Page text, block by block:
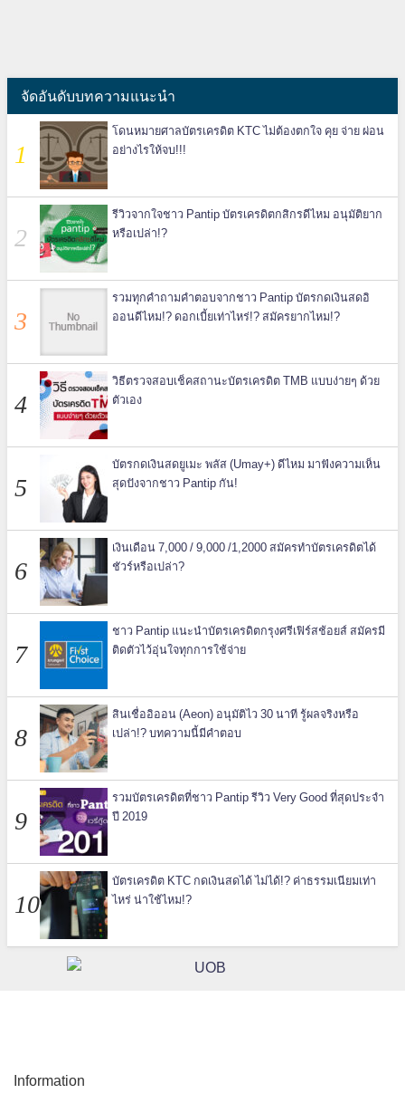
จัดอันดับบทความแนะนำ
โดนหมายศาลบัตรเครดิต KTC ไม่ต้องตกใจ คุย จ่าย ผ่อน
อย่างไรให้จบ!!!
รีวิวจากใจชาว Pantip บัตรเครดิตกสิกรดีไหม อนุมัติยาก
หรือเปล่า!?
รวมทุกคำถามคำตอบจากชาว Pantip บัตรกดเงินสดอิ
ออนดีไหม!? ดอกเบี้ยเท่าไหร่!? สมัครยากไหม!?
วิธีตรวจสอบเช็คสถานะบัตรเครดิต TMB แบบง่ายๆ ด้วย
ตัวเอง
บัตรกดเงินสดยูเมะ พลัส (Umay+) ดีไหม มาฟังความเห็น
สุดปังจากชาว Pantip กัน!
เงินเดือน 7,000 / 9,000 /1,2000 สมัครทำบัตรเครดิตได้
ชัวร์หรือเปล่า?
ชาว Pantip แนะนำบัตรเครดิตกรุงศรีเฟิร์สช้อยส์ สมัครมี
ติดตัวไว้อุ่นใจทุกการใช้จ่าย
สินเชื่ออิออน (Aeon) อนุมัติไว 30 นาที รู้ผลจริงหรือ
เปล่า!? บทความนี้มีคำตอบ
รวมบัตรเครดิตที่ชาว Pantip รีวิว Very Good ที่สุดประจำ
ปี 2019
บัตรเครดิต KTC กดเงินสดได้ ไม่ได้!? ค่าธรรมเนียมเท่า
ไหร่ น่าใช้ไหม!?
Information